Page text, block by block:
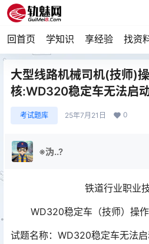
回首页 学知识 享经验 找资
大型线路机械司机(技师)
核:WD320稳定车无法启
考试题库 25年7月21日 0
※沩..?
铁道行业职业
WD320稳定车（技师）操
试题名称：WD320稳定车无法